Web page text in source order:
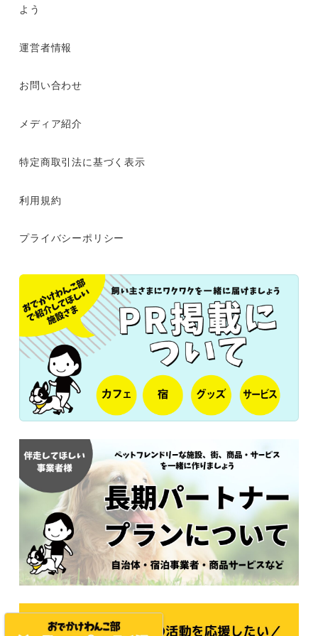
よう
運営者情報
お問い合わせ
メディア紹介
特定商取引法に基づく表示
利用規約
プライバシーポリシー